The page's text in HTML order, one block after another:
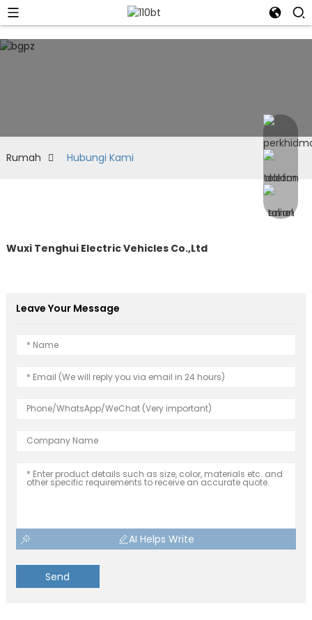
Rumah Hubungi Kami
Wuxi Tenghui Electric Vehicles Co.,Ltd
Leave Your Message
AI Helps Write
Send